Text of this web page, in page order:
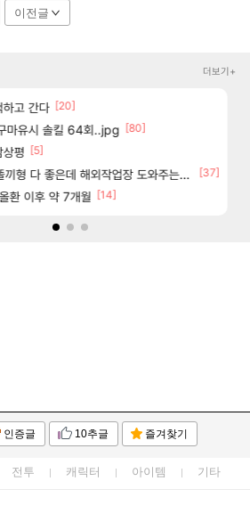
이전글
더보기+
하고 간다 [20]
마유시 솔킬 64회..jpg
[80]
상평 [5]
형 다 좋은데 해외작업장 도와주는 짓은 좀 아니지않냐?
[37]
환 이후 약 7개월 [14]
쿠라 마이 성우 정보 및 주요 필모
오라 성우 정보 및 출연작 모음
츠 아키나 성우 정보 및 주요 필모
소 위치 공략 (40개) - 귀환한 영혼 도전과제
님
인증글 10추글 즐겨찾기
전투 캐릭터 아이템 기타